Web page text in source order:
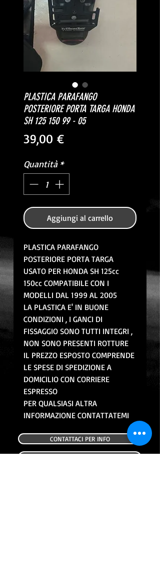
PLASTICA PARAFANGO
POSTERIORE PORTA TARGA HONDA
SH 125 150 99 - 05
39,00 €Prezzo
Quantità *
Aggiungi al carrello
PLASTICA PARAFANGO
POSTERIORE PORTA TARGA
USATO PER HONDA SH 125cc
150cc COMPATIBILE CON I
MODELLI DAL 1999 AL 2005
LA PLASTICA E' IN BUONE
CONDIZIONI , I GANCI DI
FISSAGGIO SONO TUTTI INTEGRI ,
NON SONO PRESENTI ROTTURE
IL PREZZO ESPOSTO COMPRENDE
LE SPESE DI SPEDIZIONE A
DOMICILIO CON CORRIERE
ESPRESSO
PER QUALSIASI ALTRA
INFORMAZIONE CONTATTATEMI
CONTATTACI PER INFO